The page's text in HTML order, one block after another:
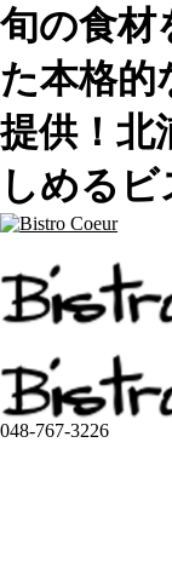
旬の食材
た本格的
提供！北
しめる
048-767-3226